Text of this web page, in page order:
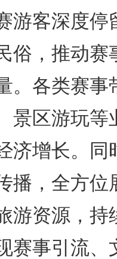
游客深度停
俗，推动赛
。各类赛事
景区游玩等
济增长。同
播，全方位
游资源，持
赛事引流、